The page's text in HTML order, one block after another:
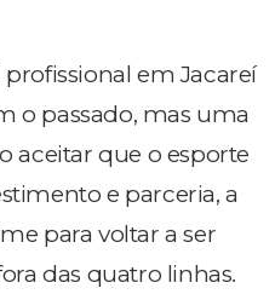
em Jacareí
o passado, mas uma
aceitar que o esporte
e parceria, a
para voltar a ser
das quatro linhas.